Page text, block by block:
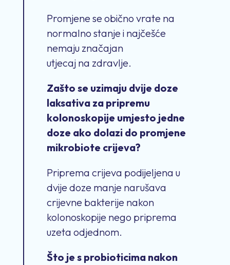
Promjene se obično vrate na
normalno stanje i najčešće
nemaju značajan
utjecaj na zdravlje.
Zašto se uzimaju dvije doze
laksativa za pripremu
kolonoskopije umjesto jedne
doze ako dolazi do promjene
mikrobiote crijeva?
Priprema crijeva podijeljena u
dvije doze manje narušava
crijevne bakterije nakon
kolonoskopije nego priprema
uzeta odjednom.
Što je s probioticima nakon